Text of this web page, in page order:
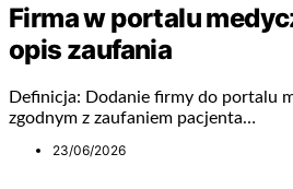
Firma w portalu
opis zaufania
Definicja: Dodanie firmy do portalu
zgodnym z zaufaniem pacjenta…
23/06/2026